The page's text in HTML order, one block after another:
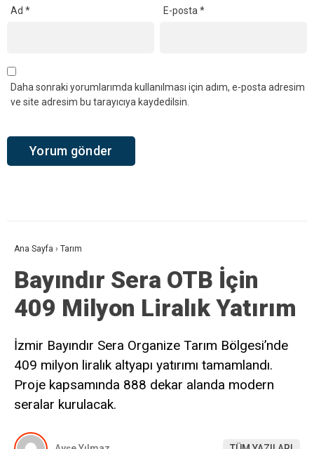
Ad * E-posta*
Daha sonraki yorumlarımda kullanılması için adım, e-posta adresim
ve site adresim bu tarayıcıya kaydedilsin.
Ana Sayfa › Tarım
Bayındır Sera OTB İçin
409 Milyon Liralık Yatırım
İzmir Bayındır Sera Organize Tarım Bölgesi’nde
409 milyon liralık altyapı yatırımı tamamlandı.
Proje kapsamında 888 dekar alanda modern
seralar kurulacak.